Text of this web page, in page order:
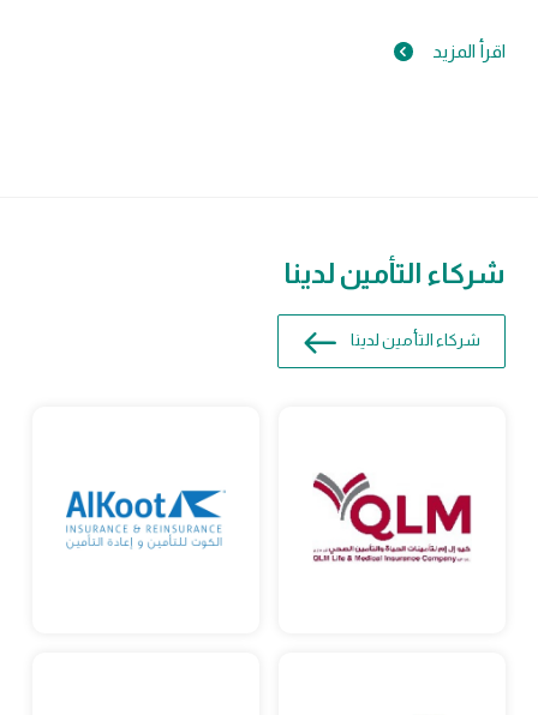
اقرأ المزيد
شركاء التأمين لدينا
شركاء التأمين لدينا